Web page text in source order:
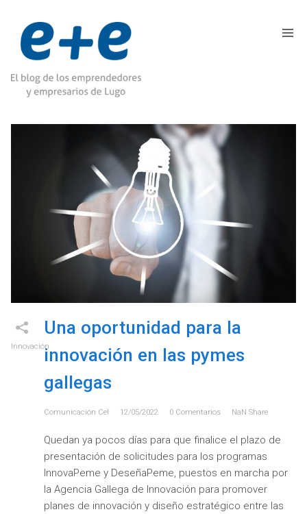
Innovación
Una oportunidad para la
innovación en las pymes
gallegas
Comunicación Cel 12/05/2022 0 Comentarios NaN Share
Quedan ya pocos días para que finalice el plazo de
presentación de solicitudes para los programas
InnovaPeme y DeseñaPeme, puestos en marcha por
la Agencia Gallega de Innovación para promover
planes de innovación y diseño estratégico entre las